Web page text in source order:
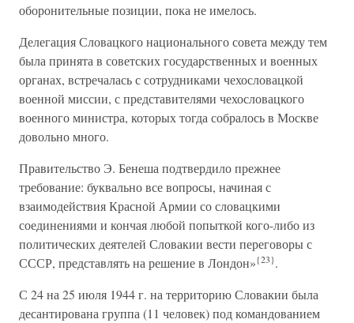
оборонительные позиции, пока не имелось.
Делегация Словацкого национального совета между тем
была принята в советских государственных и военных
органах, встречалась с сотрудниками чехословацкой
военной миссии, с представителями чехословацкого
военного министра, которых тогда собралось в Москве
довольно много.
Правительство Э. Бенеша подтвердило прежнее
требование: буквально все вопросы, начиная с
взаимодействия Красной Армии со словацкими
соединениями и кончая любой попыткой кого-либо из
политических деятелей Словакии вести переговоры с
СССР, представлять на решение в Лондон»{23}.
С 24 на 25 июля 1944 г. на территорию Словакии была
десантирована группа (11 человек) под командованием